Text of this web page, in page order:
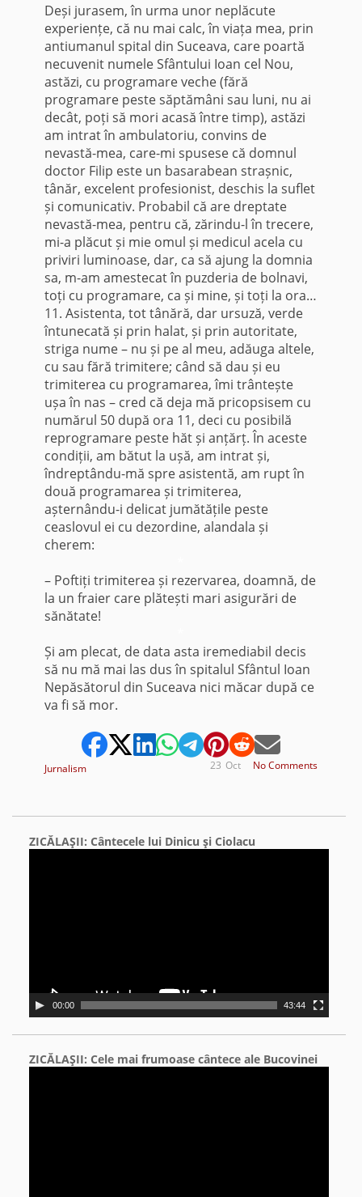
Deși jurasem, în urma unor neplăcute
experiențe, că nu mai calc, în viața mea, prin
antiumanul spital din Suceava, care poartă
necuvenit numele Sfântului Ioan cel Nou,
astăzi, cu programare veche (fără
programare peste săptămâni sau luni, nu ai
decât, poți să mori acasă între timp), astăzi
am intrat în ambulatoriu, convins de
nevastă-mea, care-mi spusese că domnul
doctor Filip este un basarabean strașnic,
tânăr, excelent profesionist, deschis la suflet
și comunicativ. Probabil că are dreptate
nevastă-mea, pentru că, zărindu-l în trecere,
mi-a plăcut și mie omul și medicul acela cu
priviri luminoase, dar, ca să ajung la domnia
sa, m-am amestecat în puzderia de bolnavi,
toți cu programare, ca și mine, și toți la ora…
11. Asistenta, tot tânără, dar ursuză, verde
întunecată și prin halat, și prin autoritate,
striga nume – nu și pe al meu, adăuga altele,
cu sau fără trimitere; când să dau și eu
trimiterea cu programarea, îmi trântește
ușa în nas – cred că deja mă pricopsisem cu
numărul 50 după ora 11, deci cu posibilă
reprogramare peste hăt și anțărț. În aceste
condiții, am bătut la ușă, am intrat și,
îndreptându-mă spre asistentă, am rupt în
două programarea și trimiterea,
așternându-i delicat jumătățile peste
ceaslovul ei cu dezordine, alandala și
cherem:
– Poftiți trimiterea și rezervarea, doamnă, de
la un fraier care plătești mari asigurări de
sănătate!
Și am plecat, de data asta iremediabil decis
să nu mă mai las dus în spitalul Sfântul Ioan
Nepăsătorul din Suceava nici măcar după ce
va fi să mor.
Jurnalism No Comments
Oct
23
ZICĂLAŞII: Cântecele lui Dinicu şi Ciolacu
00:00 43:44
ZICĂLAŞII: Cele mai frumoase cântece ale Bucovinei